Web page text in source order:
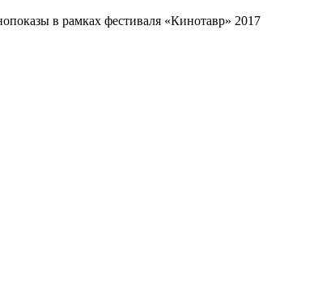
в рамках фестиваля «Кинотавр» 2017